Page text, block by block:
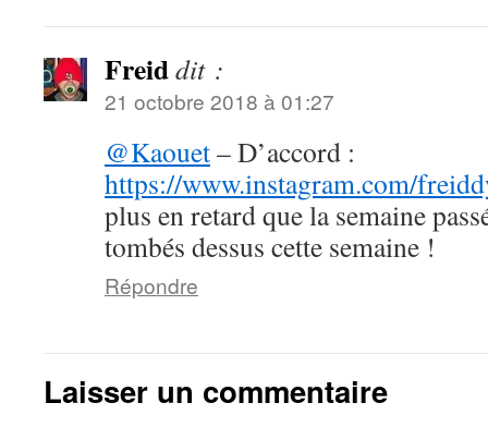
Freiddit :
21 octobre 2018 à 01:27
@Kaouet– D’accord :
https://www.instagram.com/
plus en retard que la semaine
tombés dessus cette semaine !
Répondre
Laisser un commentaire